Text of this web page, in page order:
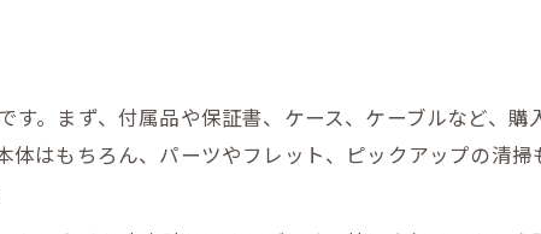
前の確認事項まとめ
び方と併用メリット
信頼できる業者の見分け方
べき見極め方
。まず、付属品や保証書、ケース、ケーブルなど、購
はもちろん、パーツやフレット、ピックアップの清掃